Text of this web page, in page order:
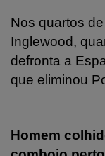
Nos quartos
Inglewood,
defronta a
que eliminou
Homem